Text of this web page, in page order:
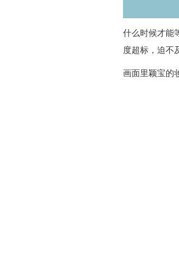
什么时候才能
度超标，迫不
画面里颖宝的